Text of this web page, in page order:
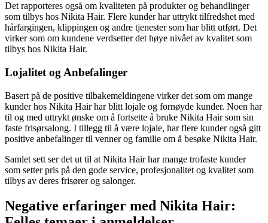
Det rapporteres også om kvaliteten på produkter og behandlinger
som tilbys hos Nikita Hair. Flere kunder har uttrykt tilfredshet med
hårfargingen, klippingen og andre tjenester som har blitt utført. Det
virker som om kundene verdsetter det høye nivået av kvalitet som
tilbys hos Nikita Hair.
Lojalitet og Anbefalinger
Basert på de positive tilbakemeldingene virker det som om mange
kunder hos Nikita Hair har blitt lojale og fornøyde kunder. Noen har
til og med uttrykt ønske om å fortsette å bruke Nikita Hair som sin
faste frisørsalong. I tillegg til å være lojale, har flere kunder også gitt
positive anbefalinger til venner og familie om å besøke Nikita Hair.
Samlet sett ser det ut til at Nikita Hair har mange trofaste kunder
som setter pris på den gode service, profesjonalitet og kvalitet som
tilbys av deres frisører og salonger.
Negative erfaringer med Nikita Hair: